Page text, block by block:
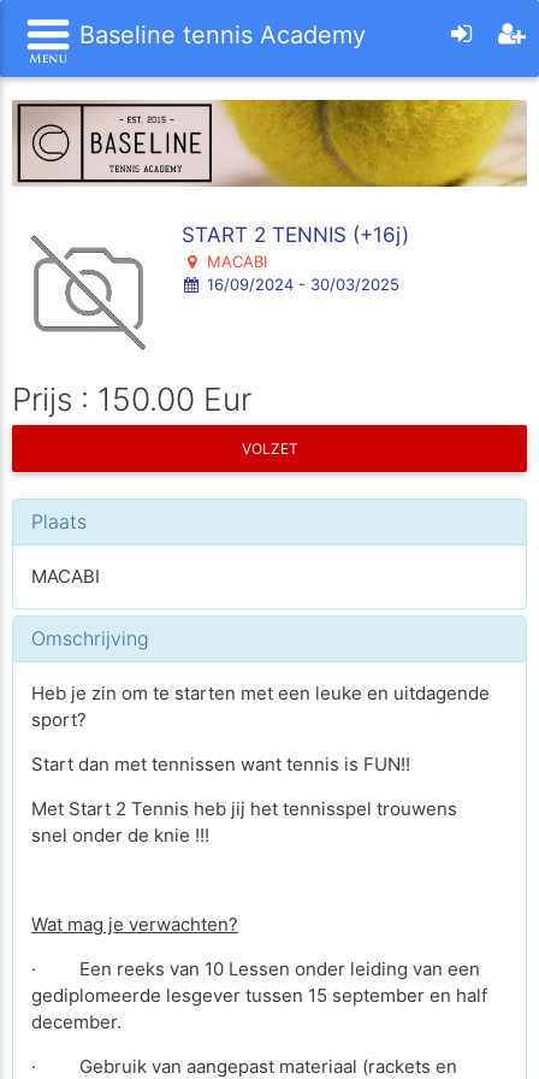
Baseline tennis Academy
START 2 TENNIS (+16j)
MACABI
16/09/2024 - 30/03/2025
Prijs : 150.00 Eur
VOLZET
Plaats
MACABI
Omschrijving
Heb je zin om te starten met een leuke en uitdagende
sport?
Start dan met tennissen want tennis is FUN!!
Met Start 2 Tennis heb jij het tennisspel trouwens
snel onder de knie !!!
Wat mag je verwachten?
· Een reeks van 10 Lessen onder leiding van een
gediplomeerde lesgever tussen 15 september en half
december.
· Gebruik van aangepast materiaal (rackets en